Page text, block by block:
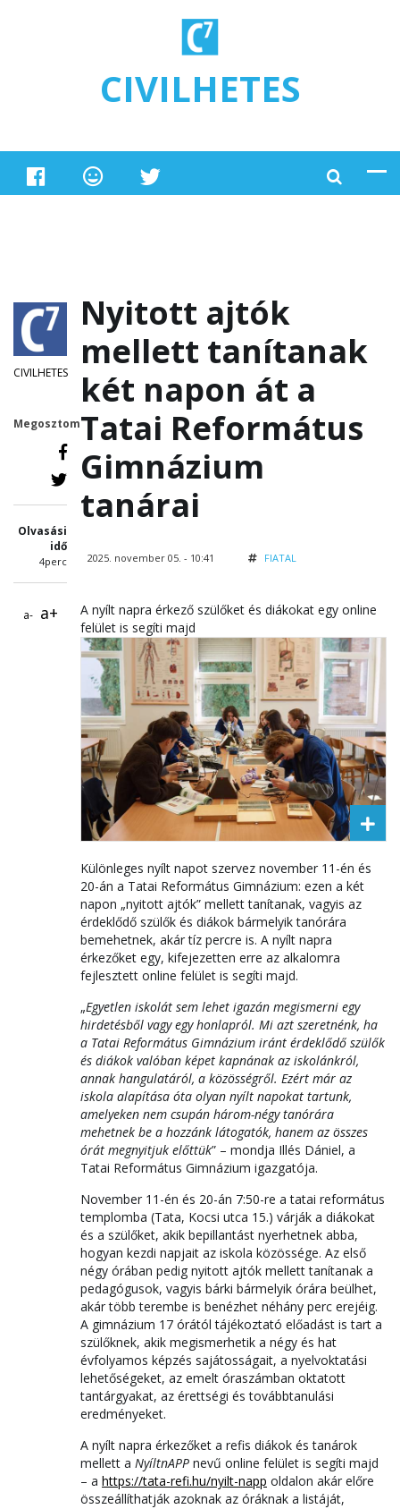
CIVILHETES
CIVILHETES
Megosztom
Olvasási
idő
4perc
a- a+
Nyitott ajtók
mellett tanítanak
két napon át a
Tatai Református
Gimnázium
tanárai
2025. november 05. - 10:41 FIATAL
A nyílt napra érkező szülőket és diákokat egy online
felület is segíti majd
Különleges nyílt napot szervez november 11-én és
20-án a Tatai Református Gimnázium: ezen a két
napon „nyitott ajtók” mellett tanítanak, vagyis az
érdeklődő szülők és diákok bármelyik tanórára
bemehetnek, akár tíz percre is. A nyílt napra
érkezőket egy, kifejezetten erre az alkalomra
fejlesztett online felület is segíti majd.
„Egyetlen iskolát sem lehet igazán megismerni egy
hirdetésből vagy egy honlapról. Mi azt szeretnénk, ha
a Tatai Református Gimnázium iránt érdeklődő szülők
és diákok valóban képet kapnának az iskolánkról,
annak hangulatáról, a közösségről. Ezért már az
iskola alapítása óta olyan nyílt napokat tartunk,
amelyeken nem csupán három-négy tanórára
mehetnek be a hozzánk látogatók, hanem az összes
órát megnyitjuk előttük” – mondja Illés Dániel, a
Tatai Református Gimnázium igazgatója.
November 11-én és 20-án 7:50-re a tatai református
templomba (Tata, Kocsi utca 15.) várják a diákokat
és a szülőket, akik bepillantást nyerhetnek abba,
hogyan kezdi napjait az iskola közössége. Az első
négy órában pedig nyitott ajtók mellett tanítanak a
pedagógusok, vagyis bárki bármelyik órára beülhet,
akár több terembe is benézhet néhány perc erejéig.
A gimnázium 17 órától tájékoztató előadást is tart a
szülőknek, akik megismerhetik a négy és hat
évfolyamos képzés sajátosságait, a nyelvoktatási
lehetőségeket, az emelt óraszámban oktatott
tantárgyakat, az érettségi és továbbtanulási
eredményeket.
A nyílt napra érkezőket a refis diákok és tanárok
mellett a NyíltnAPP nevű online felület is segíti majd
– a https://tata-refi.hu/nyilt-napp oldalon akár előre
összeállíthatják azoknak az óráknak a listáját,